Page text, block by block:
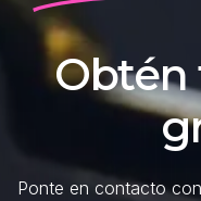
Obtén
Ponte en contacto